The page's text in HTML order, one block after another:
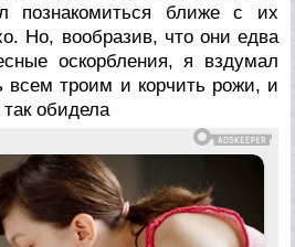
познакомиться ближе с их
Но, вообразив, что они едва
оскорбления, я вздумал
всем троим и корчить рожи, и
обидела